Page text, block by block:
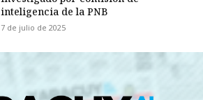
inteligencia de la PNB
7 de julio de 2025